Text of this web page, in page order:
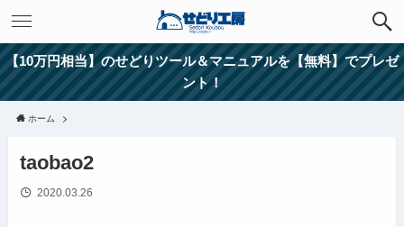
【10万円相当】のせどりツール＆マニュアルを【無料】でプレゼ
ント！
ホーム
taobao2
2020.03.26